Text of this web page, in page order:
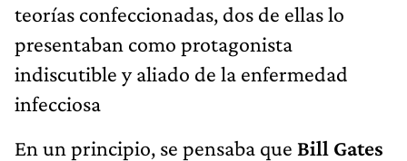
teorías confeccionadas, dos de ellas lo
presentaban como protagonista
indiscutible y aliado de la enfermedad
infecciosa
En un principio, se pensaba que Bill Gates